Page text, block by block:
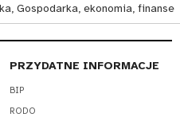
Gospodarka, ekonomia, finanse
PRZYDATNE INFORMACJE
BIP
RODO